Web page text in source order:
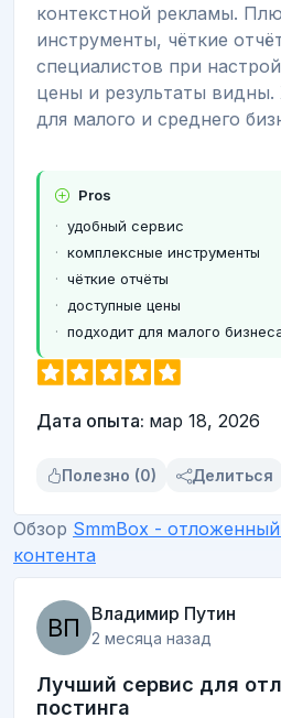
контекстной рекламы.
инструменты, чёткие
специалистов при
цены и результаты
для малого и среднего
Pros
удобный сервис
комплексные инструменты
чёткие отчёты
доступные цены
подходит для малого
Дата опыта: мар 18, 2026
Полезно (0) Делиться
Обзор SmmBox -
контента
Владимир Путин
2 месяца назад
Лучший сервис для
постинга